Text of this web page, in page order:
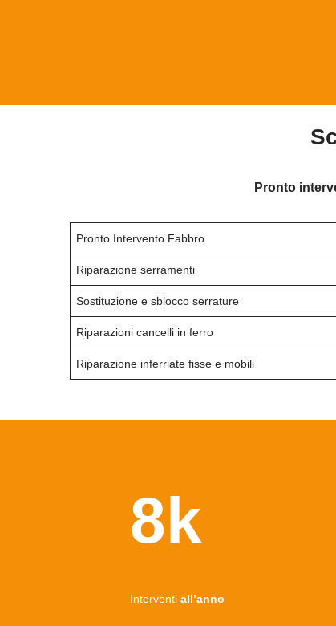
Pronto
Pronto Intervento Fabbro
Riparazione serramenti
Sostituzione e sblocco serrature
Riparazioni cancelli in ferro
Riparazione inferriate fisse e mobili
8k
Interventi all’anno